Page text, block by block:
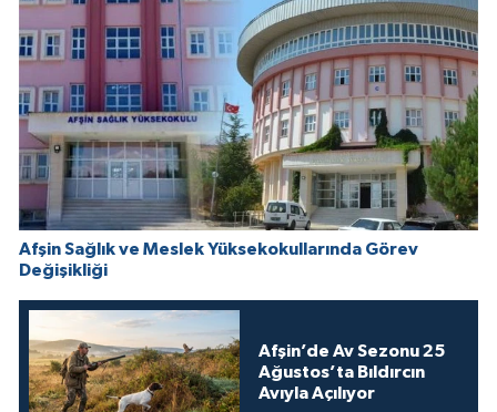
Afşin Sağlık ve Meslek Yüksekokullarında Görev
Değişikliği
Afşin’de Av Sezonu 25
Ağustos’ta Bıldırcın
Avıyla Açılıyor